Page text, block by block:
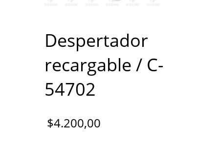
Despertador
recargable / C-
54702
$4.200,00